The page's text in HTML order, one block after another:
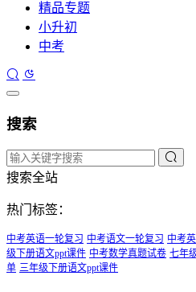
精品专题
小升初
中考
搜索
搜索全站
热门标签：
中考英语一轮复习 中考语文一轮复习 中考
级下册语文ppt课件 中考数学真题试卷 七年
单 三年级下册语文ppt课件